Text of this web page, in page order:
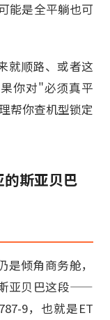
能是全平躺也可
就顺路、或者这
你对"必须真平
帮你查机型锁定
斯亚贝巴
倾角商务舱，
亚贝巴这段——
9，也就是ET